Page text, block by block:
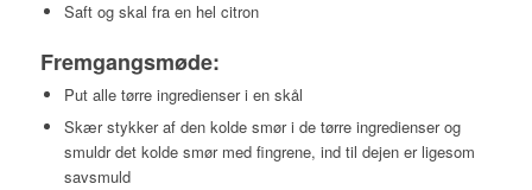
Saft og skal fra en hel citron
Fremgangsmøde:
Put alle tørre ingredienser i en skål
Skær stykker af den kolde smør i de tørre ingredienser og
smuldr det kolde smør med fingrene, ind til dejen er ligesom
savsmuld